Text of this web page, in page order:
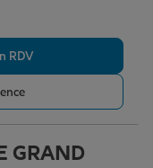
RDV
GRAND